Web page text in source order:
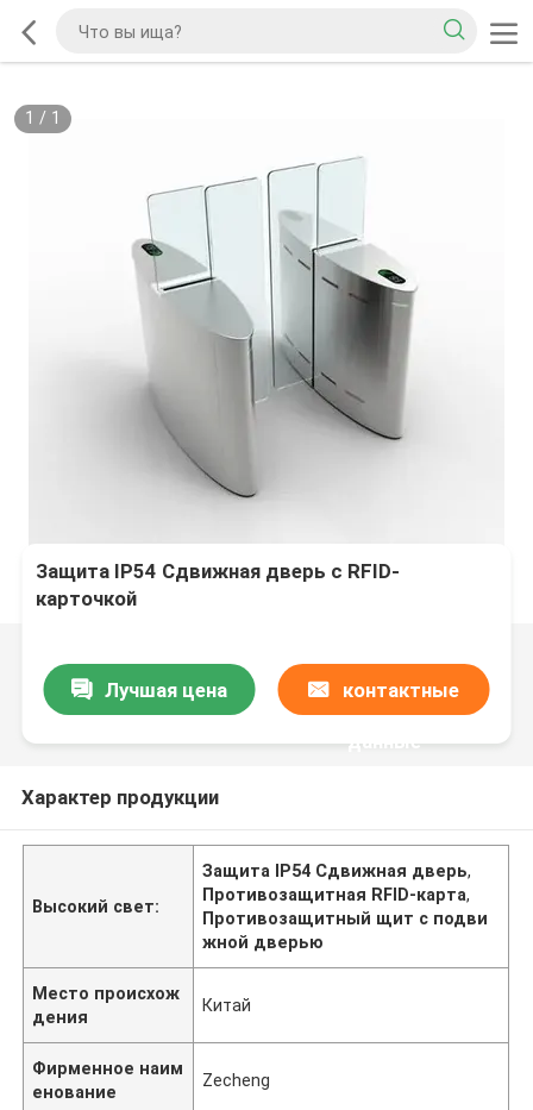
1 / 1
Защита IP54 Сдвижная дверь с RFID-
карточкой
Лучшая цена контактные
данные
Характер продукции
Высокий свет:
Защита IP54 Сдвижная дверь,
Противозащитная RFID-карта,
Противозащитный щит с подви
жной дверью
Место происхож
дения
Китай
Фирменное наим
енование
Zecheng